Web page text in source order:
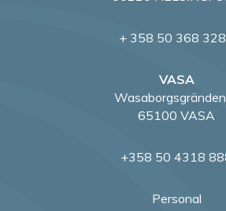
+ 358 50 368
VASA
65100 VASA
+358 50 4318
Personal